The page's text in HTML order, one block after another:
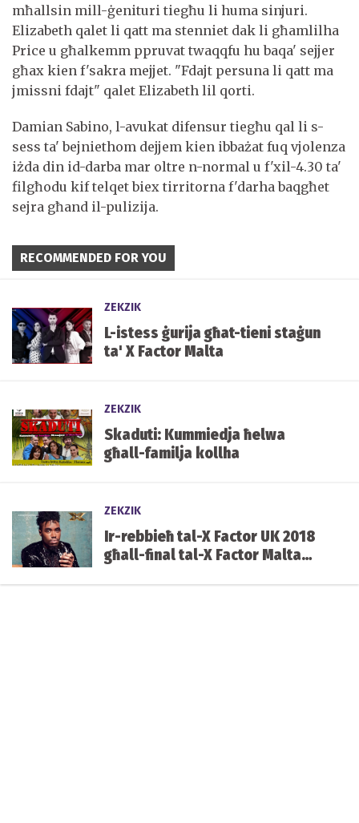
mħallsin mill-ġenituri tiegħu li huma sinjuri.
Elizabeth qalet li qatt ma stenniet dak li għamlilha
Price u għalkemm ppruvat twaqqfu hu baqa' sejjer
għax kien f'sakra mejjet. "Fdajt persuna li qatt ma
jmissni fdajt" qalet Elizabeth lil qorti.
Damian Sabino, l-avukat difensur tiegħu qal li s-
sess ta' bejniethom dejjem kien ibbażat fuq vjolenza
iżda din id-darba mar oltre n-normal u f'xil-4.30 ta'
filgħodu kif telqet biex tirritorna f'darha baqgħet
sejra għand il-pulizija.
RECOMMENDED FOR YOU
ZEKZIK
L-istess ġurija għat-tieni staġun
ta' X Factor Malta
ZEKZIK
Skaduti: Kummiedja ħelwa
għall-familja kollha
ZEKZIK
Ir-rebbieħ tal-X Factor UK 2018
għall-final tal-X Factor Malta